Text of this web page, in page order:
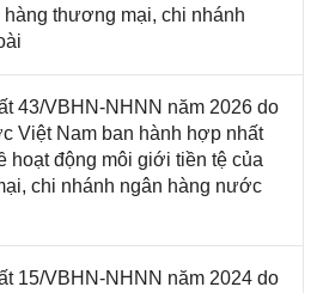
thương mại, chi nhánh
43/VBHN-NHNN năm 2026 do
Việt Nam ban hành hợp nhất
hoạt động môi giới tiền tệ của
chi nhánh ngân hàng nước
15/VBHN-NHNN năm 2024 do